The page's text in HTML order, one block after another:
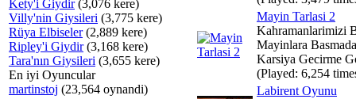
Kety'i Giydir(3,076 kere)
Villy'nin Giysileri (3,775 kere)
Rüya Elbiseler(2,889 kere)
Ripley'i Giydir(3,168 kere)
Tara'nın Giysileri (3,655 kere)
En iyi Oyuncular
martinstoj (23,564 oynandi)
Mayin Tarlasi 2
Kahramanlarimizi
Mayinlara
Karsiya Gecirme
(Played: 6,254
Labirent Oyunu